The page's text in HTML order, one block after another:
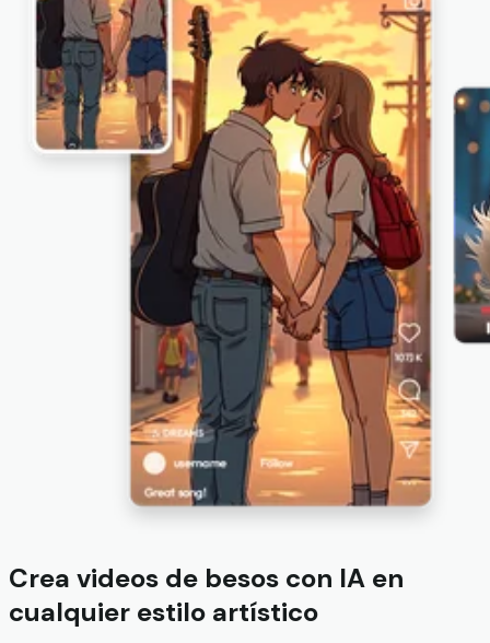
Crea videos de besos con IA en
cualquier estilo artístico